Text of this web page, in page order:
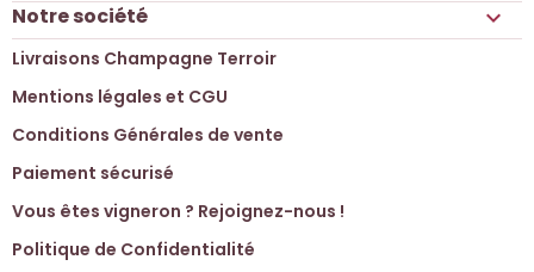
Notre société 
Livraisons Champagne Terroir
Mentions légales et CGU
Conditions Générales de vente
Paiement sécurisé
Vous êtes vigneron ? Rejoignez-nous !
Politique de Confidentialité